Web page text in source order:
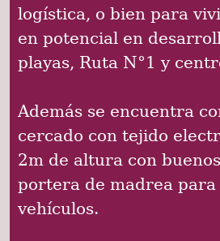
logística, o bien para
en potencial en
playas, Ruta N°1 y
Además se encuentra
cercado con tejido
2m de altura con
portera de madrea para
vehículos.